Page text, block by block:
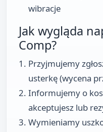
wibracje
Jak wygląda
Comp?
Przyjmujemy
usterkę (wycena
Informujemy o
akceptujesz lub
Wymieniamy